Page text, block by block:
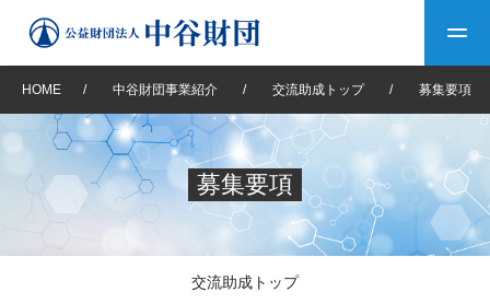
トップ
中谷財団について
中谷財団について 理事長挨拶
中谷財団事業紹介
HOME / 中谷財団事業紹介 / 交流助成トップ / 募集要項
募集要項
交流助成トップ